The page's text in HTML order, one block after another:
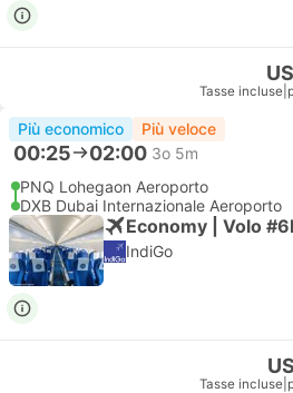
Tasse incluse
Più economico Più veloce
00:25 02:00 3o 5m
PNQ Lohegaon Aeroporto
DXB Dubai Internazionale Aeroporto
Economy | Volo
IndiGo
Tasse incluse